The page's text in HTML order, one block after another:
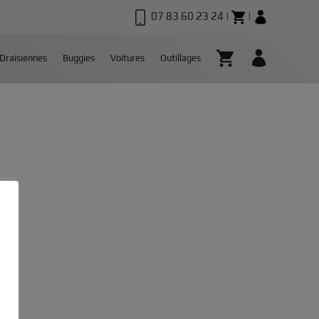
07 83 60 23 24 | |
Draisiennes Buggies Voitures Outillages